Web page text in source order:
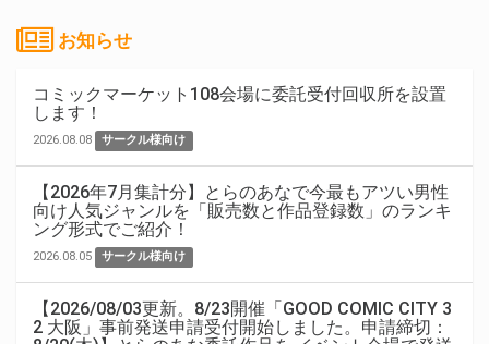
お知らせ
コミックマーケット108会場に委託受付回収所を設置
します！
2026.08.08 サークル様向け
【2026年7月集計分】とらのあなで今最もアツい男性
向け人気ジャンルを「販売数と作品登録数」のランキ
ング形式でご紹介！
2026.08.05 サークル様向け
【2026/08/03更新。8/23開催「GOOD COMIC CITY 3
2 大阪」事前発送申請受付開始しました。申請締切：